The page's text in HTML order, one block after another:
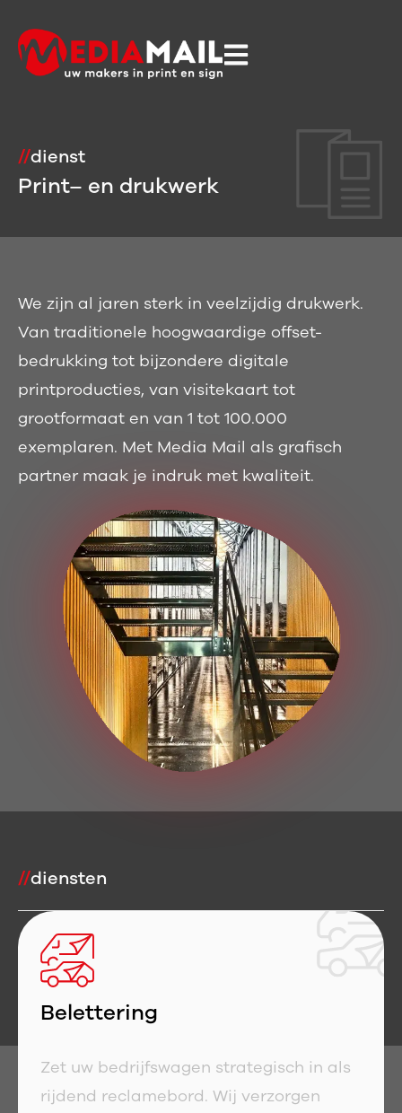
//dienst
Print– en drukwerk
We zijn al jaren sterk in veelzijdig drukwerk.
Van traditionele hoogwaardige offset-
bedrukking tot bijzondere digitale
printproducties, van visitekaart tot
grootformaat en van 1 tot 100.000
exemplaren. Met Media Mail als grafisch
partner maak je indruk met kwaliteit.
//diensten
Belettering
Zet uw bedrijfswagen strategisch in als
rijdend reclamebord. Wij verzorgen